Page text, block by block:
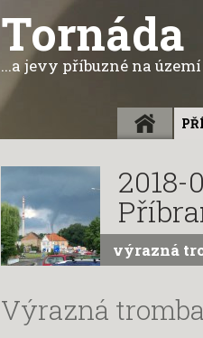
Tornáda
...a jevy příbuzné na
ÚVOD
2018-
výrazná
Výrazná